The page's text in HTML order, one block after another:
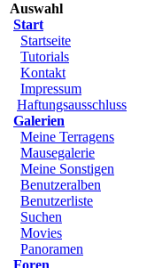
Auswahl
Start
Startseite
Tutorials
Kontakt
Impressum
Haftungsausschluss
Galerien
Meine Terragens
Mausegalerie
Meine Sonstigen
Benutzeralben
Benutzerliste
Suchen
Movies
Panoramen
Foren